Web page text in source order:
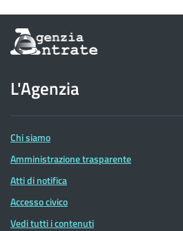
Informazioni
sul
dell'Agenzia
delle
Entrate
L'Agenzia
Chi siamo
Amministrazione trasparente
Atti di notifica
Accesso civico
Vedi tutti i contenuti